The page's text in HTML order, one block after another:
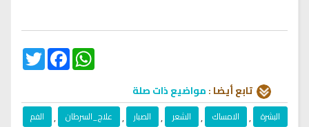
Twitter
FacebookWhatsApp
تابع أيضا :مواضيع ذات صلة
البشرة , الامساك , الشعر , الصبار , علاج_السرطان , الفم